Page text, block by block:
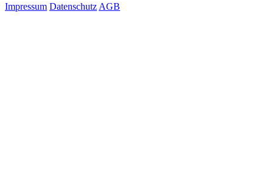
Impressum Datenschutz AGB